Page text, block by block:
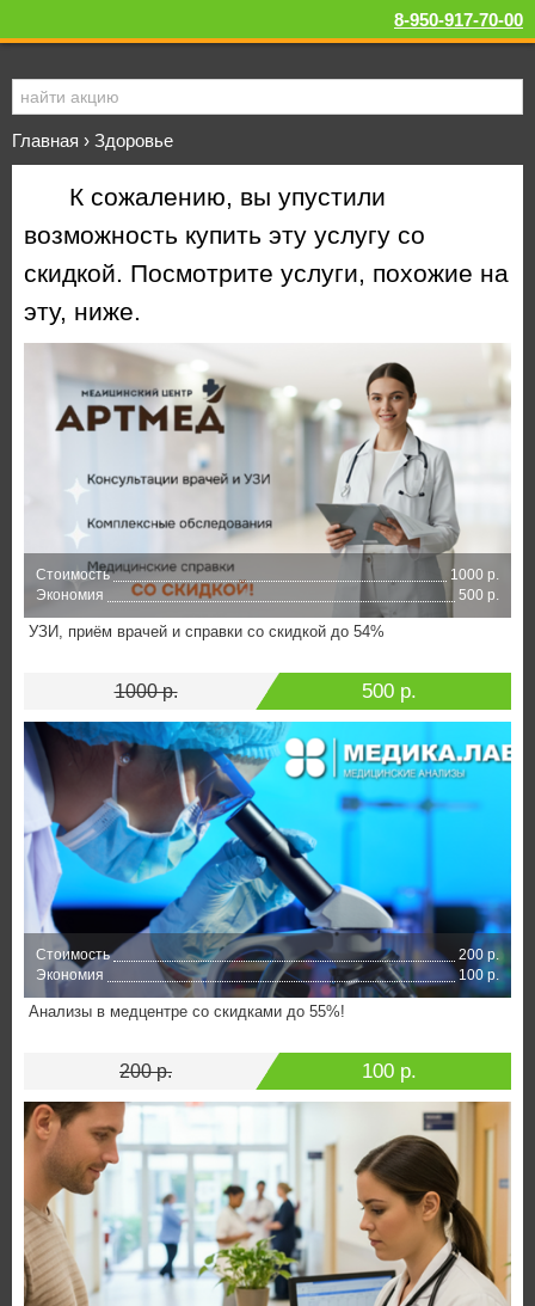
8-950-917-70-00
Главная › Здоровье
К сожалению, вы упустили
возможность купить эту услугу со
скидкой. Посмотрите услуги, похожие на
эту, ниже.
Стоимость
1000 р.
Экономия
500 р.
УЗИ, приём врачей и справки со скидкой до 54%
1000 р. 500 р.
Стоимость
200 р.
Экономия
100 р.
Анализы в медцентре со скидками до 55%!
200 р. 100 р.